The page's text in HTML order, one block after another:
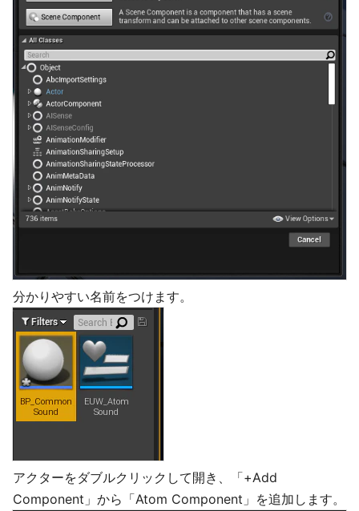
分かりやすい名前をつけます。
アクターをダブルクリックして開き、「+Add
Component」から「Atom Component」を追加します。